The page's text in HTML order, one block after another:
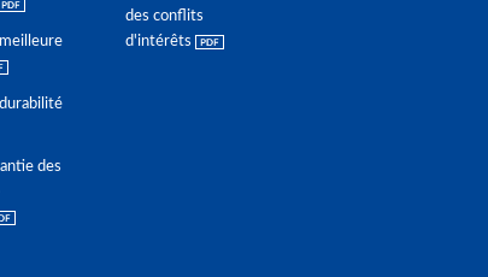
des
des conflits
d'intérêts